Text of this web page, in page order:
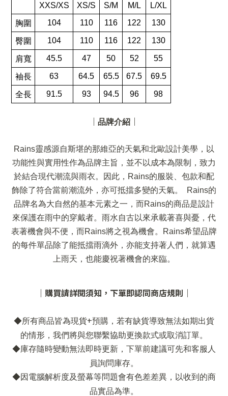
XXS/XS XS/S S/M M/L L/XL
胸圍 104 110 116 122 130
臀圍 104 110 116 122 130
肩寬 45.5 47 50 52 55
袖長 63 64.5 65.5 67.5 69.5
全長 91.5 93 94.5 96 98
｜ 品牌介紹 ｜
Rains靈感源自斯堪的那維亞的天氣和北歐設計美學，以
功能性與實用性作為品牌主旨，並不以成本為限制，致力
於結合現代潮流與雨衣。因此，Rains的服裝、包款和配
飾除了符合當前潮流外，亦可抵擋多變的天氣。 Rains的
品牌名為大自然的基本元素之一，而Rains的商品是設計
來保護在雨中的穿戴者。雨水自古以來承載著喜與憂，代
表著機會與不便，而Rains將之視為機會。Rains希望品牌
的每件單品除了能抵擋雨滴外，亦能支持著人們，就算遇
上雨天，也能慶祝著機會的來臨。
｜購買請詳閱須知，下單即認同商店規則｜
◆所有商品皆為現貨+預購，若有缺貨導致無法如期出貨
的情形，我們將與您聯繫協助更換款式或取消訂單。
◆庫存隨時變動無法即時更新，下單前建議可先和客服人
員詢問庫存。
◆因電腦解析度及螢幕等問題會有色差差異，以收到的商
品實品為準。